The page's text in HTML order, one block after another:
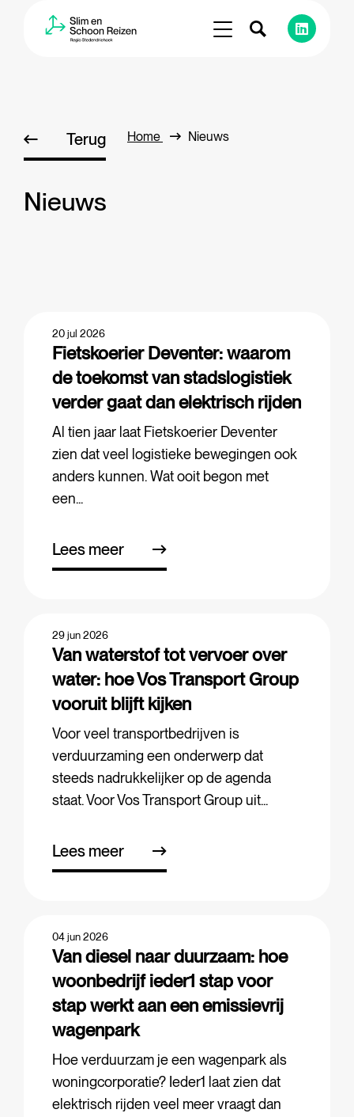
Terug Home Nieuws
Nieuws
20 jul 2026
Fietskoerier Deventer: waarom
de toekomst van stadslogistiek
verder gaat dan elektrisch rijden
Al tien jaar laat Fietskoerier Deventer
zien dat veel logistieke bewegingen ook
anders kunnen. Wat ooit begon met
een...
Lees meer
29 jun 2026
Van waterstof tot vervoer over
water: hoe Vos Transport Group
vooruit blijft kijken
Voor veel transportbedrijven is
verduurzaming een onderwerp dat
steeds nadrukkelijker op de agenda
staat. Voor Vos Transport Group uit...
Lees meer
04 jun 2026
Van diesel naar duurzaam: hoe
woonbedrijf ieder1 stap voor
stap werkt aan een emissievrij
wagenpark
Hoe verduurzam je een wagenpark als
woningcorporatie? Ieder1 laat zien dat
elektrisch rijden veel meer vraagt dan